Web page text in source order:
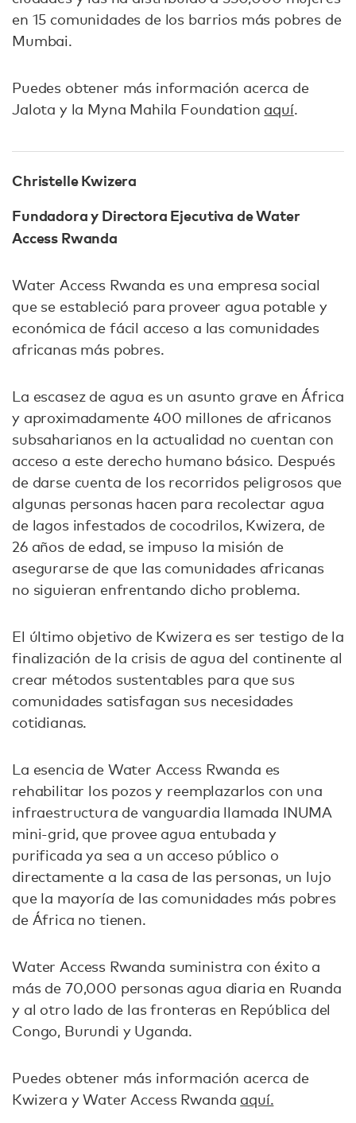
en 15 comunidades de los barrios más pobres de
Mumbai.
Puedes obtener más información acerca de
Jalota y la Myna Mahila Foundation aquí.
Christelle Kwizera
Fundadora y Directora Ejecutiva de Water
Access Rwanda
Water Access Rwanda es una empresa social
que se estableció para proveer agua potable y
económica de fácil acceso a las comunidades
africanas más pobres.
La escasez de agua es un asunto grave en África
y aproximadamente 400 millones de africanos
subsaharianos en la actualidad no cuentan con
acceso a este derecho humano básico. Después
de darse cuenta de los recorridos peligrosos que
algunas personas hacen para recolectar agua
de lagos infestados de cocodrilos, Kwizera, de
26 años de edad, se impuso la misión de
asegurarse de que las comunidades africanas
no siguieran enfrentando dicho problema.
El último objetivo de Kwizera es ser testigo de la
finalización de la crisis de agua del continente al
crear métodos sustentables para que sus
comunidades satisfagan sus necesidades
cotidianas.
La esencia de Water Access Rwanda es
rehabilitar los pozos y reemplazarlos con una
infraestructura de vanguardia llamada INUMA
mini-grid, que provee agua entubada y
purificada ya sea a un acceso público o
directamente a la casa de las personas, un lujo
que la mayoría de las comunidades más pobres
de África no tienen.
Water Access Rwanda suministra con éxito a
más de 70,000 personas agua diaria en Ruanda
y al otro lado de las fronteras en República del
Congo, Burundi y Uganda.
Puedes obtener más información acerca de
Kwizera y Water Access Rwanda aquí.